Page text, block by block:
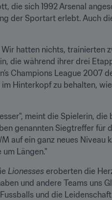
die sich 1992 Arsenal
der Sportart erlebt. Auch
hatten nichts, trainierten
die während ihrer drei
Champions League 2007
Hinterkopf zu behalten,
meint die Spielerin, die
auf ein ganz neues Niveau
Längen."
Lionesses eroberten die
und andere Teams uns
und die